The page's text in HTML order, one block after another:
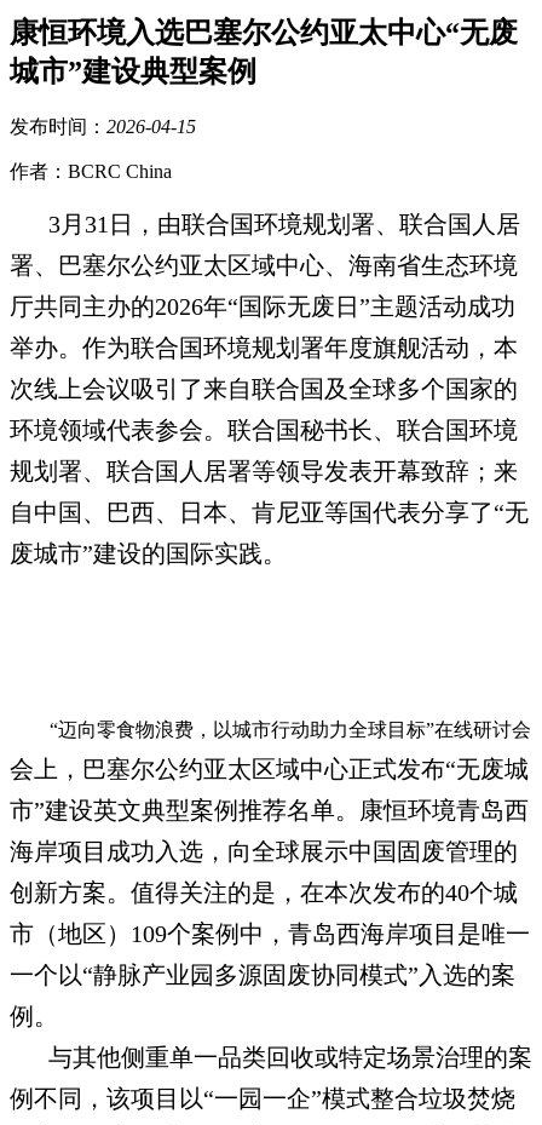
康恒环境入选巴塞尔公约亚太中心“无废
城市”建设典型案例
发布时间： 2026-04-15
作者：BCRC China
3月31日，由联合国环境规划署、联合国人居
署、巴塞尔公约亚太区域中心、海南省生态环境
厅共同主办的2026年“国际无废日”主题活动成功
举办。作为联合国环境规划署年度旗舰活动，本
次线上会议吸引了来自联合国及全球多个国家的
环境领域代表参会。联合国秘书长、联合国环境
规划署、联合国人居署等领导发表开幕致辞；来
自中国、巴西、日本、肯尼亚等国代表分享了“无
废城市”建设的国际实践。
“迈向零食物浪费，以城市行动助力全球目标”在线研讨会
会上，巴塞尔公约亚太区域中心正式发布“无废城
市”建设英文典型案例推荐名单。康恒环境青岛西
海岸项目成功入选，向全球展示中国固废管理的
创新方案。值得关注的是，在本次发布的40个城
市（地区）109个案例中，青岛西海岸项目是唯一
一个以“静脉产业园多源固废协同模式”入选的案
例。
与其他侧重单一品类回收或特定场景治理的案
例不同，该项目以“一园一企”模式整合垃圾焚烧